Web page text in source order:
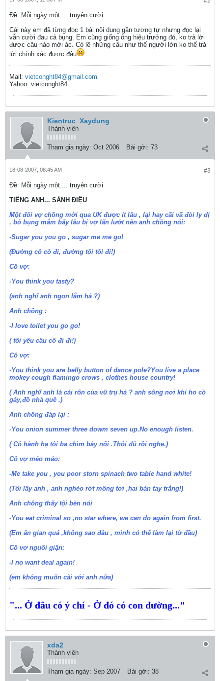
Ðề: Mỗi ngày một.... truyện cười
Cái này em đã từng đọc 1 bài nội dung gần tương tự nhưng đọc lại
vẫn cười đau cả bụng. Em cũng giống ông hiệu trưởng đó, ko trả lời
được câu nào mới ác. Có lẽ những câu như thế người lớn ko thể trả
lời chính xác được đâu
Mail: vietconght84@gmail.com
Yahoo: vietconght84
Kientruc_Xaydung
Thành viên
Tham gia ngày: Oct 2006 Bài gởi: 73
#3
18-08-2007, 08:45 AM
Ðề: Mỗi ngày một.... truyện cười
TIẾNG ANH... SÀNH ĐIỆU
Một đôi vợ chồng mới qua UK được ít lâu , lại hay cãi vã đòi ly dị
, bỏ bụng mắm bấy lâu bị vợ lấn lướt nên anh chồng nói:
-Sugar you you go , sugar me me go!
(Đường cô cô đi, đường tôi tôi đi!)
Cô vợ:
-You think you tasty?
(anh nghĩ anh ngon lắm hả ?)
Anh chồng :
-I love toilet you go go!
( tôi yêu cầu cô đi đi!)
Cô vợ:
-You think you are belly button of dance pole?You live a place
mokey cough flamingo crows , clothes house country!
( Anh nghĩ anh là cái rốn của vũ trụ hả ? anh sống nơi khỉ ho cò
gáy,đồ nhà quê .)
Anh chồng đáp lại :
-You onion summer three dowm seven up.No enough listen.
( Cô hành hạ tôi ba chìm bảy nổi .Thôi đủ rồi nghe.)
Cô vợ méo máo:
-Me take you , you poor storn spinach two table hand white!
(Tôi lấy anh , anh nghèo rớt mồng tơi ,hai bàn tay trắng!)
Anh chồng thấy tội bèn nói
-You eat criminal so ,no star where, we can do again from first.
(Em ăn gian quá ,không sao đâu , mình có thể làm lại từ đầu)
Cô vơ nguôi giận:
-I no want deal again!
(em không muốn cãi với anh nữa)
"... Ở đâu có ý chí - Ở đó có con đường..."
xda2
Thành viên
Tham gia ngày: Sep 2007 Bài gởi: 38